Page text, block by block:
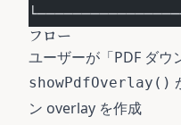
フロー
ユーザーが「PDF ダウ
showPdfOverlay()
ン overlay を作成